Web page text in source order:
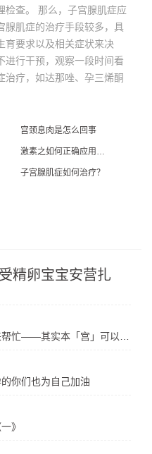
检查。 那么，子宫腺肌症应
腺肌症的治疗手段较多，具
育要求以及相关症状来决
进行干预，观察一段时间看
治疗，如达那唑、孕三烯酮
宫颈息肉是怎么回事
激素之如何正确应用黄体酮保胎
子宫腺肌症如何治疗？
精卵宝宝安营扎
你们也为自己加油
》